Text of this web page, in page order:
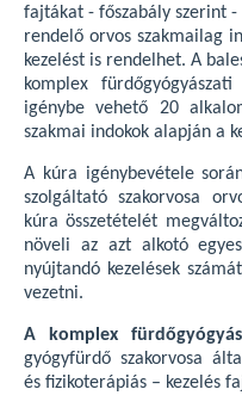
fajtákat - főszabály szerint -
rendelő orvos szakmailag
kezelést is rendelhet. A
komplex
igénybe vehető 20
szakmai indokok alapján a
A kúra igénybevétele
szolgáltató szakorvosa
kúra összetételét
növeli az azt alkotó
nyújtandó kezelések
vezetni.
A komplex
gyógyfürdő szakorvosa
és fizikoterápiás – kezelés